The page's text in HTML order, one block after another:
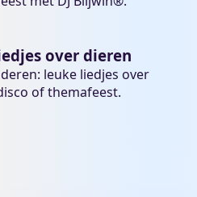
over dieren
leuke liedjes over
of themafeest.